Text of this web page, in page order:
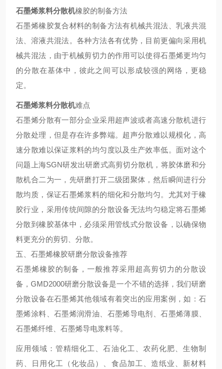
石墨烯浆料分散机橡胶的制备方法
石墨烯橡胶复合材料的制备方法有机械共混法、乳液共混
法、溶液共混法。各种方法各有优势，目前更偏向采用机
械共混法，由于机械剪切力的作用可以使得石墨烯更均匀
的分散在基体中，彼此之间可以形成较强的网络，更稳
定。
石墨烯浆料分散机难点
石墨烯分散有一部分企业采用超声波或者高速分散机进行
分散处理，但是存在许多弊端。超声分散难以规模化，高
速分散难以保证浆料的均匀度以及生产效率低。面对这个
问题上海SGN研发出研磨式高剪切分散机，将胶体磨和分
散机合二为一，先研磨打开二级团聚体，然后瞬间进行分
散均质，保证石墨烯浆料的细化和分散均匀。尤其对于橡
胶行业，采用传统间隙的分散设备无法均匀稳定将石墨烯
分散到橡胶基体中，必须采用管线式分散设备，以确保物
料更充分的剪切、分散。
五、石墨烯橡胶研磨分散设备推荐
石墨烯橡胶的制备，一般推荐采用超高剪切力的分散设
备，GMD2000研磨分散设备是一个不错的选择，我们研磨
分散设备在石墨烯其他领域有着突出的应用案例，如：石
墨烯涂料、石墨烯润滑油、石墨烯导电剂、石墨烯薄膜、
石墨烯纤维、石墨烯导电浆料等。
应用领域：管精细化工、石油化工、农药化肥、生物制
药、日用化工（化妆品）、食品加工、造纸业、新材料